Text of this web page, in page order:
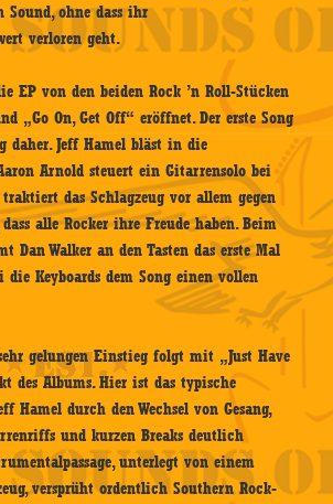
ohne dass ihr
verloren geht.
EP von den beiden Rock ’n Roll-Stücken
„Go On, Get Off“ eröffnet. Der erste Song
daher. Jeff Hamel bläst in die
Arnold steuert ein Gitarrensolo bei
das Schlagzeug vor allem gegen
alle Rocker ihre Freude haben. Beim
Dan Walker an den Tasten das erste Mal
die Keyboards dem Song einen vollen
gelungen Einstieg folgt mit „Just Have
des Albums. Hier ist das typische
Hamel durch den Wechsel von Gesang,
und kurzen Breaks deutlich
unterlegt von einem
versprüht ordentlich Southern Rock-